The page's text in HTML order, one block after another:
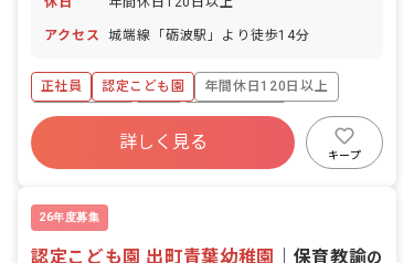
アクセス 城端線「砺波駅」より徒歩14分
正社員 認定こども園
年間休日120日以上
社会保険完備
有給
福利厚生充実
昇給昇進あり
詳しく見る
キープ
26年度募集
認定こども園 出町青葉幼稚園 保育教諭の